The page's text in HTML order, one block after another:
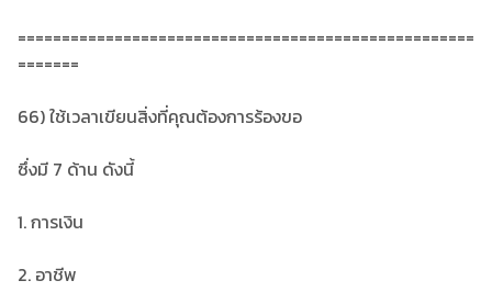
====================================================
=======
66) ใช้เวลาเขียนสิ่งที่คุณต้องการร้องขอ
ซึ่งมี 7 ด้าน ดังนี้
1. การเงิน
2. อาชีพ